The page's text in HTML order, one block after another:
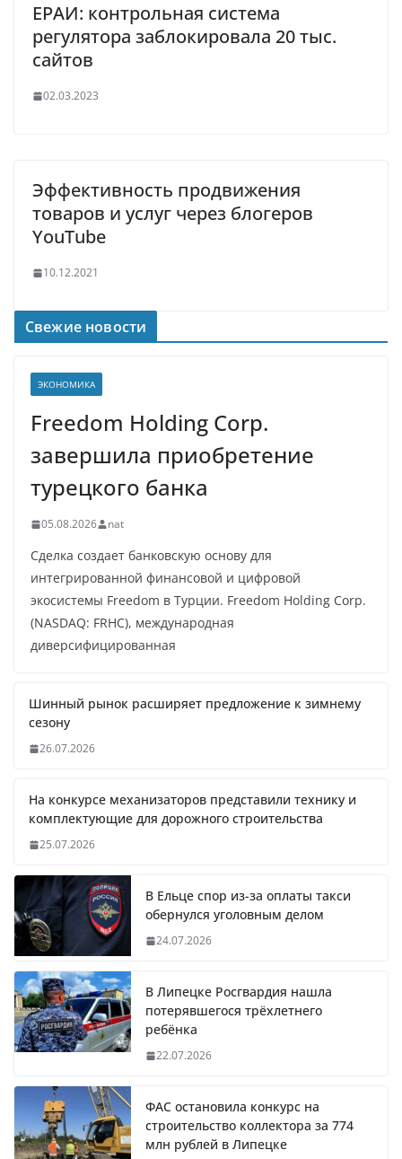
ЕРАИ: контрольная система
регулятора заблокировала 20 тыс.
сайтов
02.03.2023
Эффективность продвижения
товаров и услуг через блогеров
YouTube
10.12.2021
Свежие новости
ЭКОНОМИКА
Freedom Holding Corp.
завершила приобретение
турецкого банка
05.08.2026 nat
Сделка создает банковскую основу для
интегрированной финансовой и цифровой
экосистемы Freedom в Турции. Freedom Holding Corp.
(NASDAQ: FRHC), международная
диверсифицированная
Шинный рынок расширяет предложение к зимнему
сезону
26.07.2026
На конкурсе механизаторов представили технику и
комплектующие для дорожного строительства
25.07.2026
В Ельце спор из-за оплаты такси
обернулся уголовным делом
24.07.2026
В Липецке Росгвардия нашла
потерявшегося трёхлетнего
ребёнка
22.07.2026
ФАС остановила конкурс на
строительство коллектора за 774
млн рублей в Липецке